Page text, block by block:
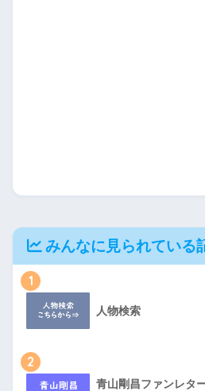
みんなに見られている
1
人物検索
2
青山剛昌ファンレタ